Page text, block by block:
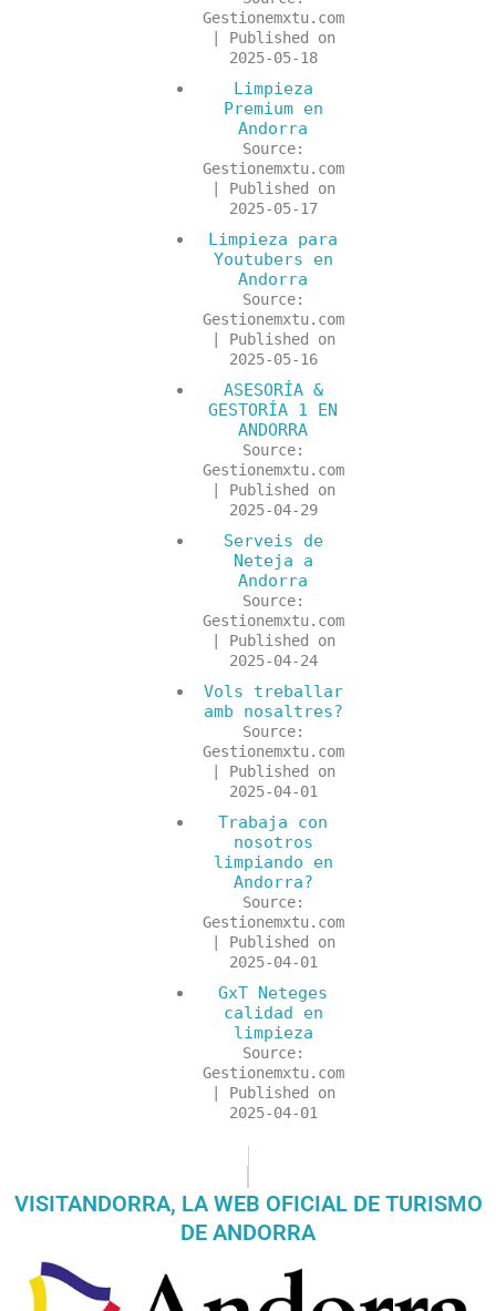
Gestionemxtu.com
Published on
2025-05-18
Limpieza
Premium en
Andorra
Source:
Gestionemxtu.com
Published on
2025-05-17
Limpieza para
Youtubers en
Andorra
Source:
Gestionemxtu.com
Published on
2025-05-16
ASESORÍA &
GESTORÍA 1 EN
ANDORRA
Source:
Gestionemxtu.com
Published on
2025-04-29
Serveis de
Neteja a
Andorra
Source:
Gestionemxtu.com
Published on
2025-04-24
Vols treballar
amb nosaltres?
Source:
Gestionemxtu.com
Published on
2025-04-01
Trabaja con
nosotros
limpiando en
Andorra?
Source:
Gestionemxtu.com
Published on
2025-04-01
GxT Neteges
calidad en
limpieza
Source:
Gestionemxtu.com
Published on
2025-04-01
VISITANDORRA, LA WEB OFICIAL DE TURISMO
DE ANDORRA